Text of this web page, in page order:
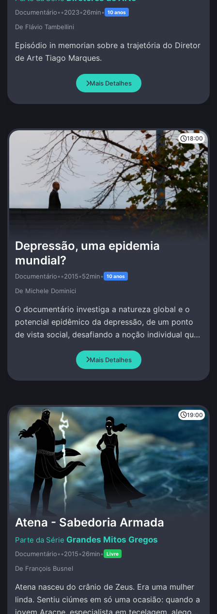
Documentário••2023•26min• 10 anos
De Flávio Tambellini
Episódio in memorian sobre a trajetória do Diretor
de Arte Tiago Marques.
Mais Detalhes
18:00
Depressão, uma epidemia
mundial?
Documentário••2015•52min• 10 anos
De Michele Dominici
O documentário investiga a natureza global e o
potencial epidêmico da depressão, de um ponto
de vista social, desafiando a noção individual que
Mais Detalhes
19:00
Atena - Sabedoria Armada
Grandes Mitos Gregos
Documentário••2015•26min• Livre
De François Busnel
Atena nasceu do crânio de Zeus. Era uma mulher
linda. Sentiu ciúmes em só uma ocasião: quando a
jovem Aracne, especialista em tecelagem, alegou